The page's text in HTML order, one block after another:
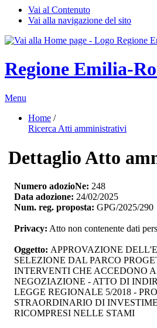
Vai al Contenuto
Vai alla navigazione del sito
Regione Emilia-
Menu
Home /
Ricerca Atti amministrativi
Dettaglio Atto
Numero adozioNe: 248
Data adozione: 24/02/2025
Num. reg. proposta: GPG/2025/290
Privacy: Atto non contenente dati
Oggetto: APPROVAZIONE
SELEZIONE DAL PARCO
INTERVENTI CHE ACCEDONO
NEGOZIAZIONE - ATTO DI
LEGGE REGIONALE 5/2018 -
STRAORDINARIO DI
RICOMPRESI NELLE STAMI